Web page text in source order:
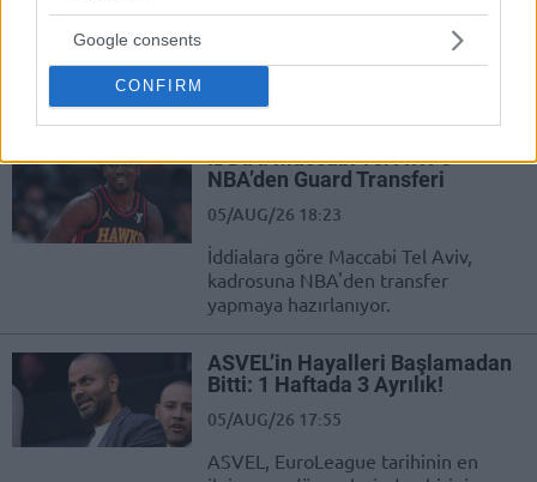
Google consents
CONFIRM
NBA ve FIBA'nın 'Basketball Without Borders'
organizasyonu, bir kez daha İstanbul'a geliyor.
İDDİA: Maccabi Tel Aviv’e
NBA’den Guard Transferi
05/AUG/26 18:23
İddialara göre Maccabi Tel Aviv,
kadrosuna NBA'den transfer
yapmaya hazırlanıyor.
ASVEL’in Hayalleri Başlamadan
Bitti: 1 Haftada 3 Ayrılık!
05/AUG/26 17:55
ASVEL, EuroLeague tarihinin en